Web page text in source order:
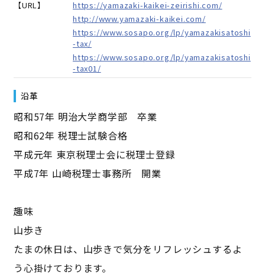
【URL】
https://yamazaki-kaikei-zeirishi.com/
http://www.yamazaki-kaikei.com/
https://www.sosapo.org/lp/yamazakisatoshi
-tax/
https://www.sosapo.org/lp/yamazakisatoshi
-tax01/
沿革
昭和57年 明治大学商学部 卒業
昭和62年 税理士試験合格
平成元年 東京税理士会に税理士登録
平成7年 山崎税理士事務所 開業
趣味
山歩き
たまの休日は、山歩きで気分をリフレッシュするよ
う心掛けております。